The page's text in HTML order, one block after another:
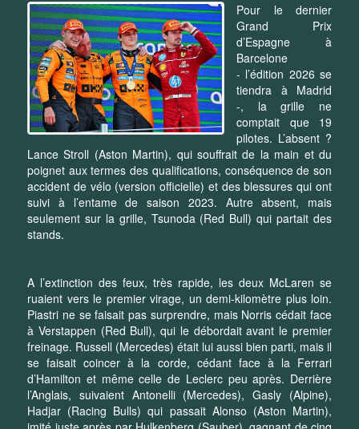
Pour le dernier
Grand Prix
d’Espagne à
Barcelone
- l’édition 2026 se
tiendra à Madrid
-, la grille ne
comptait que 19
pilotes. L’absent ?
Lance Stroll (Aston Martin), qui souffrait de la main et du
poignet aux termes des qualifications, conséquence de son
accident de vélo (version officielle) et des blessures qui ont
suivi à l’entame de saison 2023. Autre absent, mais
seulement sur la grille, Tsunoda (Red Bull) qui partait des
stands.
A l’extinction des feux, très rapide, les deux McLaren se
ruaient vers le premier virage, un demi-kilomètre plus loin.
Piastri ne se faisait pas surprendre, mais Norris cédait face
à Verstappen (Red Bull), qui le débordait avant le premier
freinage. Russell (Mercedes) était lui aussi bien parti, mais il
se faisait coincer à la corde, cédant face à la Ferrari
d’Hamilton et même celle de Leclerc peu après. Derrière
l’Anglais, suivaient Antonelli (Mercedes), Gasly (Alpine),
Hadjar (Racing Bulls) qui passait Alonso (Aston Martin),